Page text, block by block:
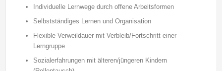
Individuelle Lernwege durch offene Arbeitsformen
Selbstständiges Lernen und Organisation
Flexible Verweildauer mit Verbleib/Fortschritt einer
Lerngruppe
Sozialerfahrungen mit älteren/jüngeren Kindern